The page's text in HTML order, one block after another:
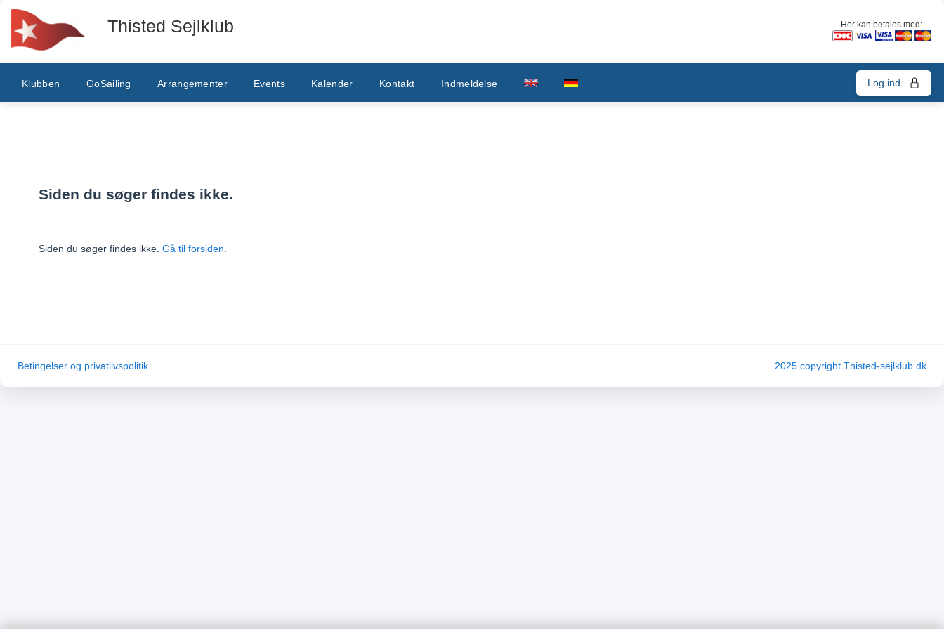
Her kan betales med:
Thisted Sejlklub
Log ind
Klubben GoSailing Arrangementer Events Kalender Kontakt Indmeldelse
Siden du søger findes ikke.
Siden du søger findes ikke. Gå til forsiden.
Betingelser og privatlivspolitik 2025 copyright Thisted-sejlklub.dk